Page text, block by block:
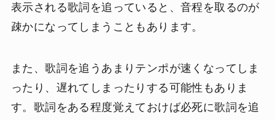
表示される歌詞を追っていると、音程を取るのが
疎かになってしまうこともあります。
また、歌詞を追うあまりテンポが速くなってしま
ったり、遅れてしまったりする可能性もありま
す。歌詞をある程度覚えておけば必死に歌詞を追